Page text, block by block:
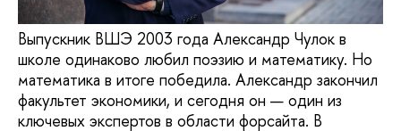
Выпускник ВШЭ 2003 года Александр Чулок в
школе одинаково любил поэзию и математику. Но
математика в итоге победила. Александр закончил
факультет экономики, и сегодня он — один из
ключевых экспертов в области форсайта. В